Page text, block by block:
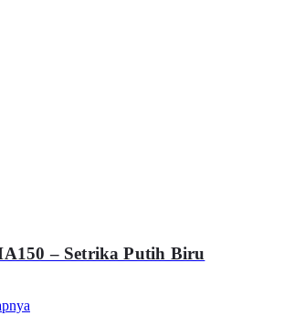
– Setrika Putih Biru